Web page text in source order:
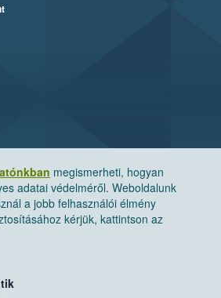
megismerheti, hogyan
adatai védelméről. Weboldalunk
a jobb felhasználói élmény
kérjük, kattintson az